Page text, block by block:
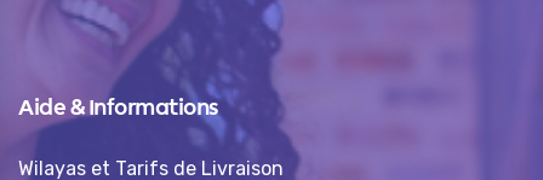
Aide & Informations
Wilayas et Tarifs de Livraison